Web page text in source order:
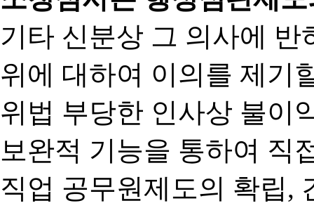
기타 신분상 그 의사에
위에 대하여 이의를 제기
위법 부당한 인사상 불이
보완적 기능을 통하여 직
직업 공무원제도의 확립,